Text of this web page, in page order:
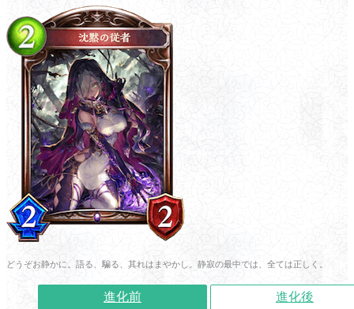
どうぞお静かに。語る、騙る、其れはまやかし。静寂の最中では、全ては正しく。
進化前 進化後